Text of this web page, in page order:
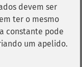
devem ser
ter o mesmo
constante pode
um apelido.